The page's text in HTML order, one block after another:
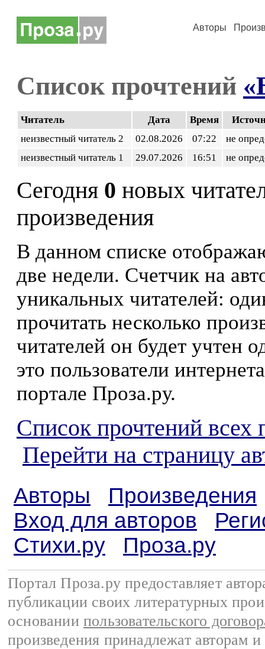
Авторы
Список прочтений
Читатель Дата Время
неизвестный читатель 2
02.08.2026 07:22
не
неизвестный читатель 1
29.07.2026 16:51 не
Сегодня 0 новых
произведения
В данном списке
две недели. Счетчик на
уникальных читателей:
прочитать несколько
читателей он будет учтен
это пользователи
портале Проза.ру.
Список прочтений всех
Перейти на страницу
Авторы
Произведения
Вход для авторов
Стихи.ру
Проза.ру
Портал Проза.ру предоставляет
публикации своих литературных
основании пользовательского
произведения принадлежат авторам